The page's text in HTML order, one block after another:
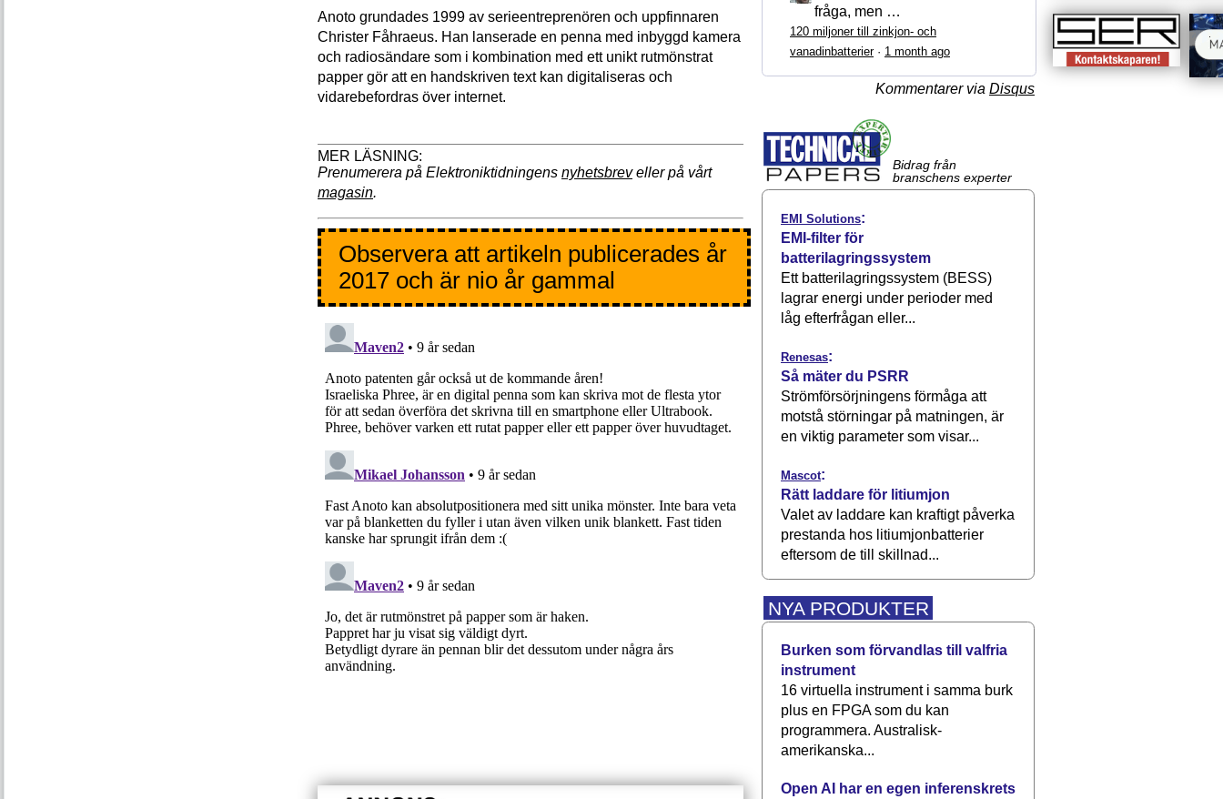
Anoto grundades 1999 av serieentreprenören och uppfinnaren
Christer Fåhraeus. Han lanserade en penna med inbyggd kamera
och radiosändare som i kombination med ett unikt rutmönstrat
papper gör att en handskriven text kan digitaliseras och
vidarebefordras över internet.
Prenumerera på Elektroniktidningens nyhetsbreveller på vårt
magasin.
Observera att artikeln publicerades år
2017 och är nio år gammal
fråga, men …
120 miljoner till zinkjon- och
vanadinbatterier· 1 month ago
Kommentarer via Disqus
Bidrag från
branschens experter
EMI Solutions:
EMI-filter för
batterilagringssystem
Ett batterilagringssystem (BESS)
lagrar energi under perioder med
låg efterfrågan eller...
Renesas:
Så mäter du PSRR
Strömförsörjningens förmåga att
motstå störningar på matningen, är
en viktig parameter som visar...
Mascot:
Rätt laddare för litiumjon
Valet av laddare kan kraftigt påverka
prestanda hos litiumjonbatterier
eftersom de till skillnad...
NYA PRODUKTER
Burken som förvandlas till valfria
instrument
16 virtuella instrument i samma burk
plus en FPGA som du kan
programmera. Australisk-
amerikanska...
Open AI har en egen inferenskrets